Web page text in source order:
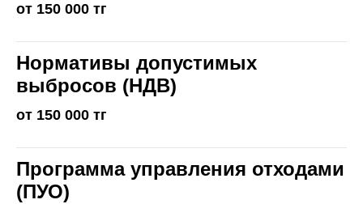
от 150 000 тг
Нормативы допустимых
выбросов (НДВ)
от 150 000 тг
Программа управления отходами
(ПУО)